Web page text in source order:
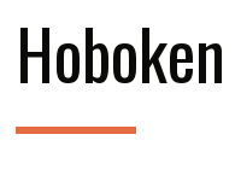
Hoboken